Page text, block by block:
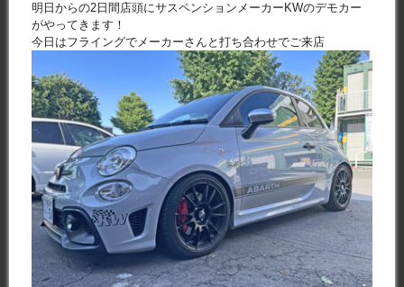
明日からの2日間店頭にサスペンションメーカーKWのデモカー
がやってきます！
今日はフライングでメーカーさんと打ち合わせでご来店